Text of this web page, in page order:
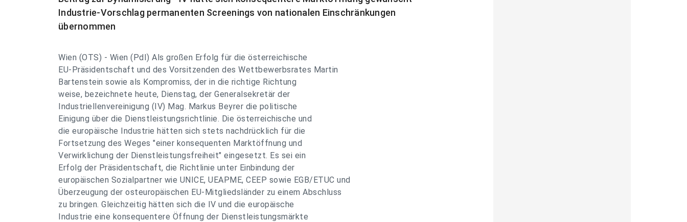
Industrie-Vorschlag permanenten Screenings von nationalen Einschränkungen
übernommen
Wien (OTS) - Wien (PdI) Als großen Erfolg für die österreichische
EU-Präsidentschaft und des Vorsitzenden des Wettbewerbsrates Martin
Bartenstein sowie als Kompromiss, der in die richtige Richtung
weise, bezeichnete heute, Dienstag, der Generalsekretär der
Industriellenvereinigung (IV) Mag. Markus Beyrer die politische
Einigung über die Dienstleistungsrichtlinie. Die österreichische und
die europäische Industrie hätten sich stets nachdrücklich für die
Fortsetzung des Weges "einer konsequenten Marktöffnung und
Verwirklichung der Dienstleistungsfreiheit" eingesetzt. Es sei ein
Erfolg der Präsidentschaft, die Richtlinie unter Einbindung der
europäischen Sozialpartner wie UNICE, UEAPME, CEEP sowie EGB/ETUC und
Überzeugung der osteuropäischen EU-Mitgliedsländer zu einem Abschluss
zu bringen. Gleichzeitig hätten sich die IV und die europäische
Industrie eine konsequentere Öffnung der Dienstleistungsmärkte